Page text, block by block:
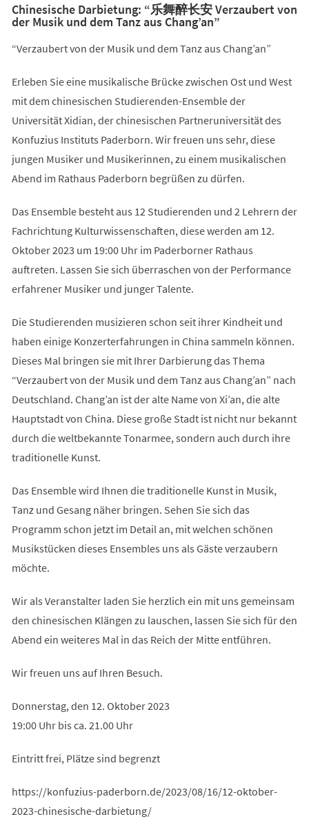
Chinesische Darbietung: “乐舞醉长安 Verzaubert von
der Musik und dem Tanz aus Chang’an”
“Verzaubert von der Musik und dem Tanz aus Chang’an”
Erleben Sie eine musikalische Brücke zwischen Ost und West
mit dem chinesischen Studierenden-Ensemble der
Universität Xidian, der chinesischen Partneruniversität des
Konfuzius Instituts Paderborn. Wir freuen uns sehr, diese
jungen Musiker und Musikerinnen, zu einem musikalischen
Abend im Rathaus Paderborn begrüßen zu dürfen.
Das Ensemble besteht aus 12 Studierenden und 2 Lehrern der
Fachrichtung Kulturwissenschaften, diese werden am 12.
Oktober 2023 um 19:00 Uhr im Paderborner Rathaus
auftreten. Lassen Sie sich überraschen von der Performance
erfahrener Musiker und junger Talente.
Die Studierenden musizieren schon seit ihrer Kindheit und
haben einige Konzerterfahrungen in China sammeln können.
Dieses Mal bringen sie mit Ihrer Darbierung das Thema
“Verzaubert von der Musik und dem Tanz aus Chang’an” nach
Deutschland. Chang’an ist der alte Name von Xi’an, die alte
Hauptstadt von China. Diese große Stadt ist nicht nur bekannt
durch die weltbekannte Tonarmee, sondern auch durch ihre
traditionelle Kunst.
Das Ensemble wird Ihnen die traditionelle Kunst in Musik,
Tanz und Gesang näher bringen. Sehen Sie sich das
Programm schon jetzt im Detail an, mit welchen schönen
Musikstücken dieses Ensembles uns als Gäste verzaubern
möchte.
Wir als Veranstalter laden Sie herzlich ein mit uns gemeinsam
den chinesischen Klängen zu lauschen, lassen Sie sich für den
Abend ein weiteres Mal in das Reich der Mitte entführen.
Wir freuen uns auf Ihren Besuch.
Donnerstag, den 12. Oktober 2023
19:00 Uhr bis ca. 21.00 Uhr
Eintritt frei, Plätze sind begrenzt
https://konfuzius-paderborn.de/2023/08/16/12-oktober-
2023-chinesische-darbietung/